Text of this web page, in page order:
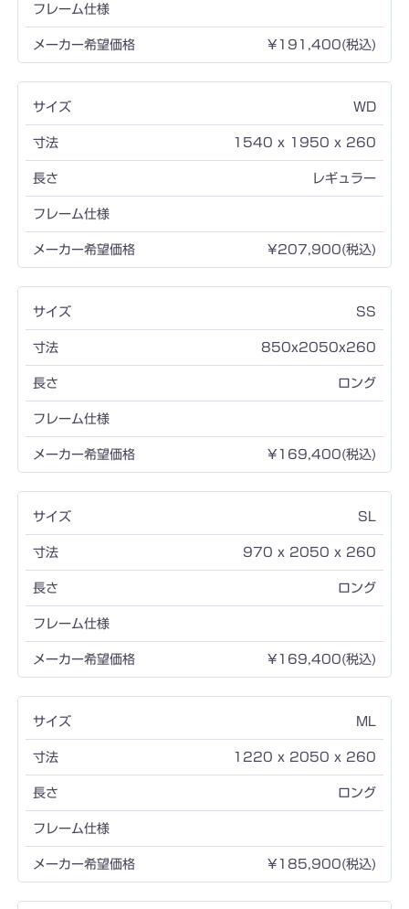
¥191,400(税込)
WD
1540 x 1950 x 260
レギュラー
¥207,900(税込)
SS
850x2050x260
ロング
¥169,400(税込)
SL
970 x 2050 x 260
ロング
¥169,400(税込)
ML
1220 x 2050 x 260
ロング
¥185,900(税込)